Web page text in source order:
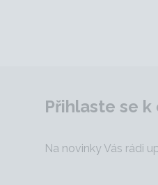
Přihlaste se
Na novinky Vás rádi